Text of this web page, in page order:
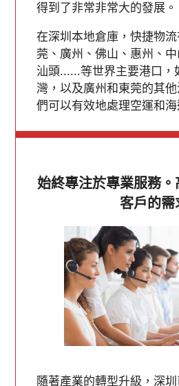
得到了非常非常大的發展。
在深圳本地倉庫，快捷物
莞、廣州、佛山、惠州、中
汕頭......等世界主要港口，
灣，以及廣州和東莞的其
們可以有效地處理空運和海
始終專注於專業服務
客戶的需
隨著產業的轉型升級，深